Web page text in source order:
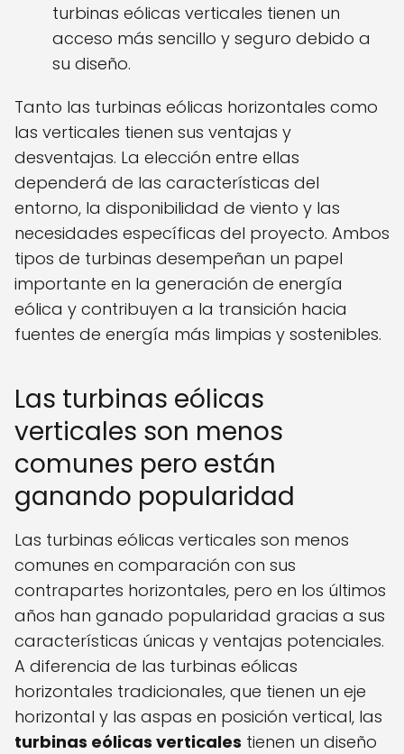
turbinas eólicas verticales tienen un
acceso más sencillo y seguro debido a
su diseño.
Tanto las turbinas eólicas horizontales como
las verticales tienen sus ventajas y
desventajas. La elección entre ellas
dependerá de las características del
entorno, la disponibilidad de viento y las
necesidades específicas del proyecto. Ambos
tipos de turbinas desempeñan un papel
importante en la generación de energía
eólica y contribuyen a la transición hacia
fuentes de energía más limpias y sostenibles.
Las turbinas eólicas
verticales son menos
comunes pero están
ganando popularidad
Las turbinas eólicas verticales son menos
comunes en comparación con sus
contrapartes horizontales, pero en los últimos
años han ganado popularidad gracias a sus
características únicas y ventajas potenciales.
A diferencia de las turbinas eólicas
horizontales tradicionales, que tienen un eje
horizontal y las aspas en posición vertical, las
turbinas eólicas verticales tienen un diseño